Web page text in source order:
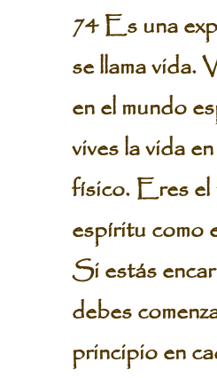
74 Es una
se llama vida.
en el mundo
vives la vida
físico. Eres el
espíritu como
Si estás
debes
principio en